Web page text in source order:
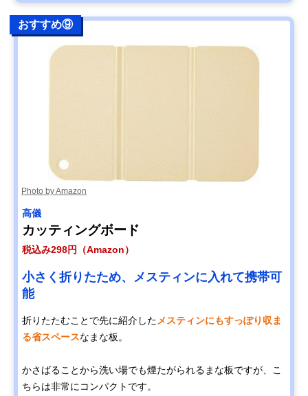
おすすめ⑨
Photo by Amazon
高儀
カッティングボード
税込み298円（Amazon）
小さく折りたため、メスティンに入れて携帯可
能
折りたたむことで先に紹介したメスティンにもすっぽり収ま
る省スペースなまな板。
かさばることから洗い場でも煙たがられるまな板ですが、こ
ちらは非常にコンパクトです。